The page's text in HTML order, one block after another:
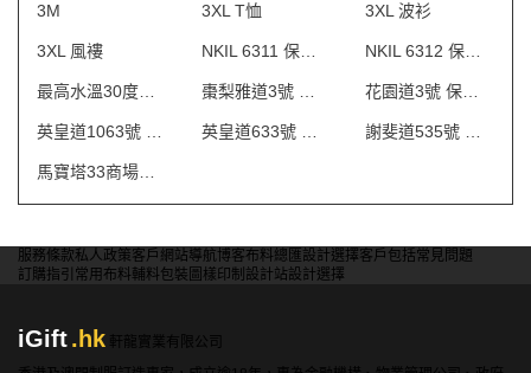
3M 3XL T恤 3XL 波衫
3XL 風褸 NKIL 6311 保安制服
服務條款私人政策客戶 網站導航博客布料總匯設計選擇客戶包括常見問題
訂購指引 常用布料輔料包裝 圖樣印制 設計站設計選擇
iGift.hk
軒龍實業有限公司